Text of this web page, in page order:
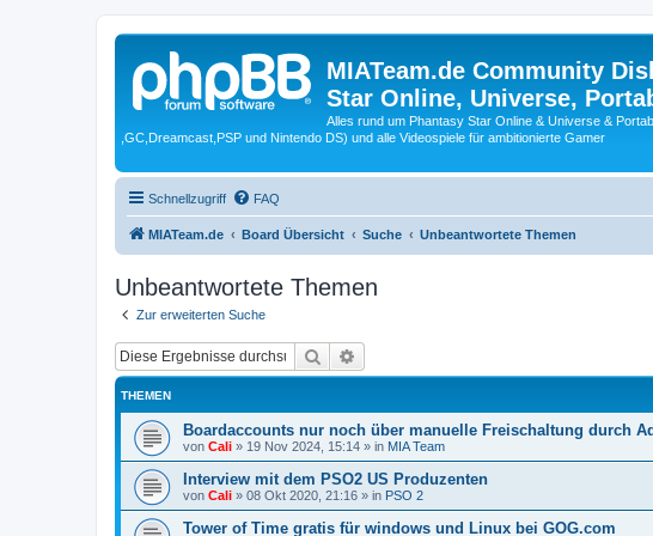
MIATeam.de Community
Star Online, Universe,
Alles rund um Phantasy Star Online & Universe &
,GC,Dreamcast,PSP und Nintendo DS) und alle Videospiele für ambitionierte Gamer
Schnellzugriff FAQ
MIATeam.de Board Übersicht Suche Unbeantwortete Themen
Unbeantwortete Themen
Zur erweiterten Suche
Suche
THEMEN
Boardaccounts nur noch über manuelle Freischaltung durch
von Cali » 19 Nov 2024, 15:14 » in MIA Team
Interview mit dem PSO2 US Produzenten
von Cali » 08 Okt 2020, 21:16 » in PSO 2
Tower of Time gratis für windows und Linux bei GOG.com